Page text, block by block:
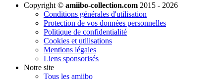
Copyright © amiibo-collection.com 2015 - 2026
Conditions générales d'utilisation
Protection de vos données personnelles
Politique de confidentialité
Cookies et utilisations
Mentions légales
Liens sponsorisés
Notre site
Tous les amiibo